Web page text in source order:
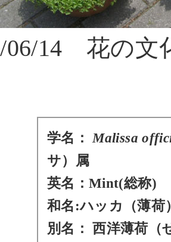
06/14 花の文
学名： Malissa
サ）属
英名：Mint(総称)
和名:ハッカ（薄荷
別名： 西洋薄荷（